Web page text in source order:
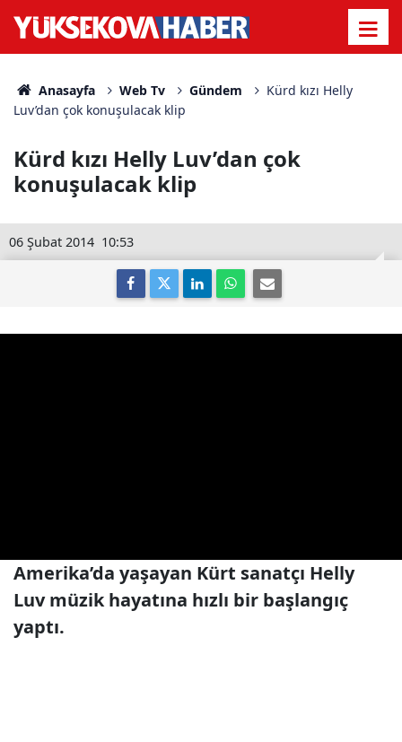
Anasayfa Web Tv Gündem
Kürd kızı Helly
Luv’dan çok konuşulacak klip
Kürd kızı Helly Luv’dan çok
konuşulacak klip
10:53
06 Şubat 2014
Amerika’da yaşayan Kürt sanatçı Helly
Luv müzik hayatına hızlı bir başlangıç
yaptı.